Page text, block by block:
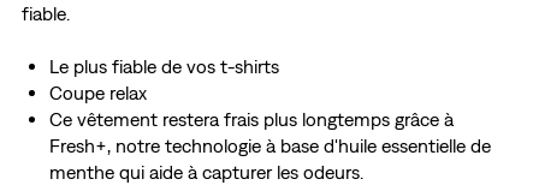
fiable.
Le plus fiable de vos t-shirts
Coupe relax
Ce vêtement restera frais plus longtemps grâce à
Fresh+, notre technologie à base d'huile essentielle de
menthe qui aide à capturer les odeurs.